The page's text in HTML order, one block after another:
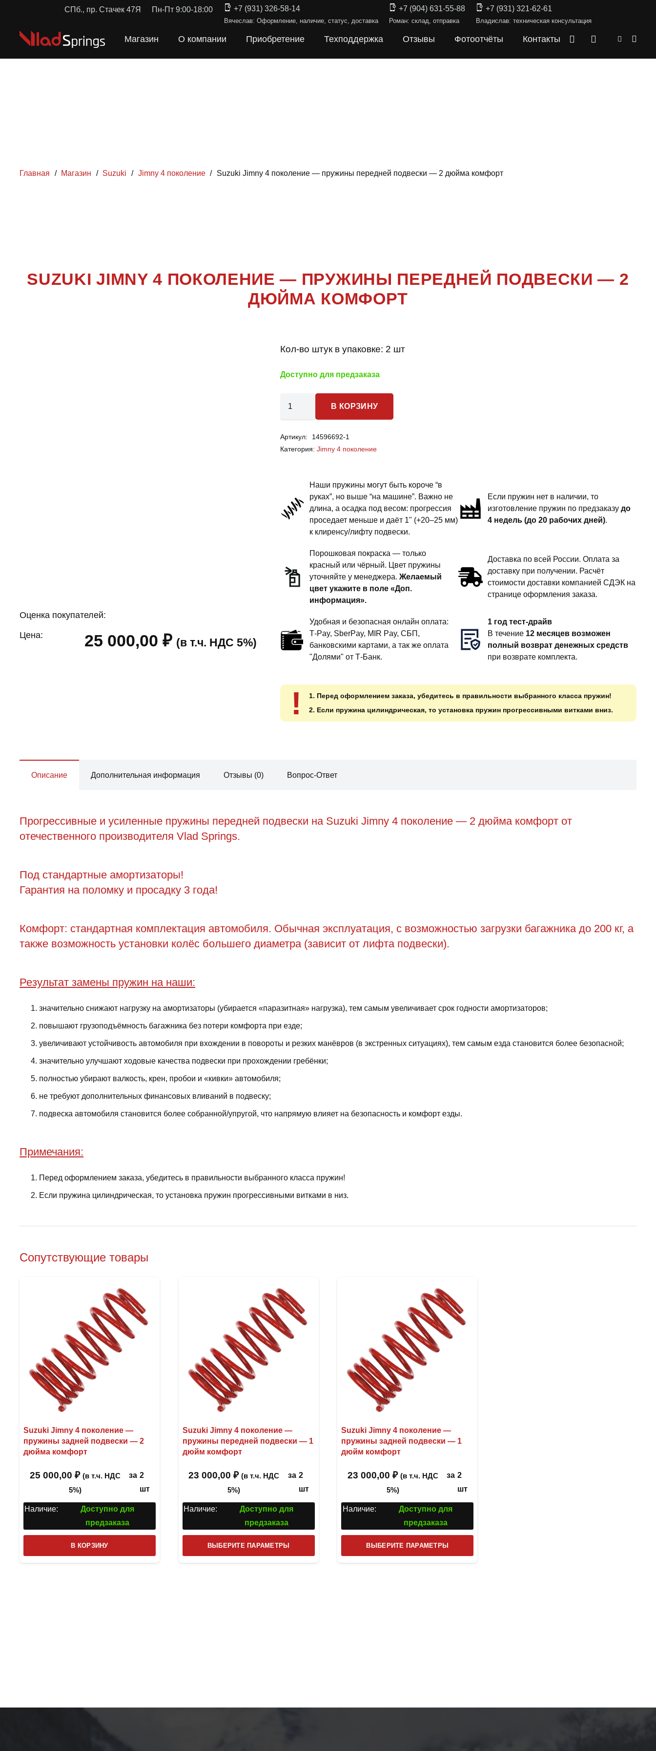
СПб., пр. Стачек 47Я Пн-Пт 9:00-18:00 +7 (931) 326-58-14
Вячеслав: Оформление, наличие, статус, доставка
+7 (904) 631-55-88
Роман: склад, отправка
+7 (931) 321-62-61
Владислав: техническая консультация
Магазин О компании Приобретение Техподдержка Отзывы Фотоотчёты Контакты
Главная / Магазин / Suzuki / Jimny 4 поколение / Suzuki Jimny 4 поколение — пружины передней подвески — 2 дюйма комфорт
JIMNY 4 ПОКОЛЕНИЕ
SUZUKI JIMNY 4 ПОКОЛЕНИЕ — ПРУЖИНЫ ПЕРЕДНЕЙ ПОДВЕСКИ — 2
ДЮЙМА КОМФОРТ
Оценка покупателей:
Цена: 25 000,00₽ (в т.ч. НДС 5%)
Кол-во штук в упаковке: 2 шт
Доступно для предзаказа
Jimny
4
пружины
передней
подвески
комфорт
В КОРЗИНУ
Артикул:
14596692-1
Категория:Jimny 4 поколение
Наши пружины могут быть короче “в
руках”, но выше “на машине”. Важно не
длина, а осадка под весом: прогрессия
проседает меньше и даёт 1" (+20–25 мм)
к клиренсу/лифту подвески.
Если пружин нет в наличии, то
изготовление пружин по предзаказудо
4 недель (до 20 рабочих дней).
Порошковая покраска — только
красный или чёрный. Цвет пружины
уточняйте у менеджера.Желаемый
цвет укажите в поле «Доп.
информация».
Доставка по всей России. Оплата за
доставку при получении. Расчёт
стоимости доставки компанией СДЭК на
странице оформления заказа.
Удобная и безопасная онлайн оплата:
T‑Pay, SberPay, MIR Pay, СБП,
банковскими картами, а так же оплата
"Долями" от Т-Банк.
1 год тест-драйв
В течение 12 месяцев возможен
полный возврат денежных средств
при возврате комплекта.
!
1. Перед оформлением заказа, убедитесь в правильности выбранного класса пружин!
2. Если пружина цилиндрическая, то установка пружин прогрессивными витками вниз.
Описание Дополнительная информация Отзывы (0) Вопрос-Ответ
Прогрессивные и усиленные пружины передней подвески на Suzuki Jimny 4 поколение — 2 дюйма комфорт от
отечественного производителя Vlad Springs.
Под стандартные амортизаторы!
Гарантия на поломку и просадку 3 года!
Комфорт: стандартная комплектация автомобиля. Обычная эксплуатация, с возможностью загрузки багажника до 200 кг, а
также возможность установки колёс большего диаметра (зависит от лифта подвески).
Результат замены пружин на наши:
значительно снижают нагрузку на амортизаторы (убирается «паразитная» нагрузка), тем самым увеличивает срок годности амортизаторов;
повышают грузоподъёмность багажника без потери комфорта при езде;
увеличивают устойчивость автомобиля при вхождении в повороты и резких манёвров (в экстренных ситуациях), тем самым езда становится более безопасной;
значительно улучшают ходовые качества подвески при прохождении гребёнки;
полностью убирают валкость, крен, пробои и «кивки» автомобиля;
не требуют дополнительных финансовых вливаний в подвеску;
подвеска автомобиля становится более собранной/упругой, что напрямую влияет на безопасность и комфорт езды.
Примечания:
Перед оформлением заказа, убедитесь в правильности выбранного класса пружин!
Если пружина цилиндрическая, то установка пружин прогрессивными витками в низ.
Сопутствующие товары
Suzuki Jimny 4 поколение —
пружины задней подвески — 2
дюйма комфорт
25 000,00 ₽ (в т.ч. НДС
5%)
за 2
шт
Наличие:
Доступно для
предзаказа
В КОРЗИНУ
Suzuki Jimny 4 поколение —
пружины передней подвески — 1
дюйм комфорт
23 000,00₽ (в т.ч. НДС
5%)
за 2
шт
Наличие:
Доступно для
предзаказа
ВЫБЕРИТЕ ПАРАМЕТРЫ
товар
Suzuki Jimny 4 поколение —
пружины задней подвески — 1
дюйм комфорт
23 000,00 ₽ (в т.ч. НДС
5%)
за 2
шт
Наличие:
Доступно для
предзаказа
ВЫБЕРИТЕ ПАРАМЕТРЫ
товар